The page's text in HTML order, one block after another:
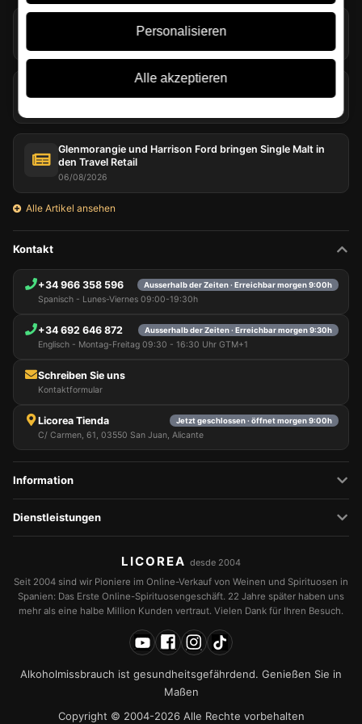
Torf im Whisky: viel mehr als Rauch im Glas
07/08/2026
Glenmorangie und Harrison Ford bringen Single Malt in
den Travel Retail
06/08/2026
Alle Artikel ansehen
Kontakt
+34 966 358 596 Ausserhalb der Zeiten · Erreichbar morgen 9:00h
Spanisch - Lunes-Viernes 09:00-19:30h
+34 692 646 872 Ausserhalb der Zeiten · Erreichbar morgen 9:30h
Englisch - Montag-Freitag 09:30 - 16:30 Uhr GTM+1
Schreiben Sie uns
Kontaktformular
Licorea Tienda Jetzt geschlossen · öffnet morgen 9:00h
C/ Carmen, 61, 03550 San Juan, Alicante
Information
Dienstleistungen
LICOREA desde 2004
Seit 2004 sind wir Pioniere im Online-Verkauf von Weinen und Spirituosen in
Spanien: Das Erste Online-Spirituosengeschäft. 22 Jahre später haben uns
mehr als eine halbe Million Kunden vertraut. Vielen Dank für Ihren Besuch.
Alkoholmissbrauch ist gesundheitsgefährdend. Genießen Sie in
Maßen
Copyright © 2004-2026 Alle Rechte vorbehalten
Personalisieren
Alle akzeptieren